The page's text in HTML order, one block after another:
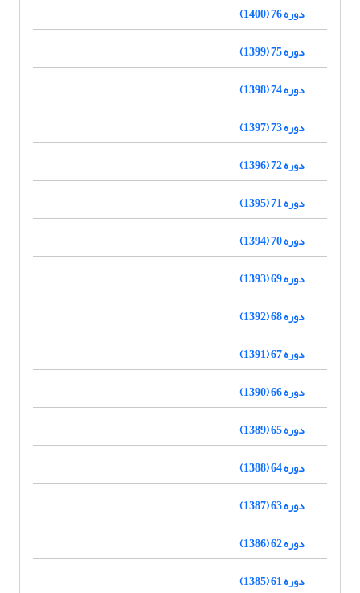
دوره 76 (1400)
دوره 75 (1399)
دوره 74 (1398)
دوره 73 (1397)
دوره 72 (1396)
دوره 71 (1395)
دوره 70 (1394)
دوره 69 (1393)
دوره 68 (1392)
دوره 67 (1391)
دوره 66 (1390)
دوره 65 (1389)
دوره 64 (1388)
دوره 63 (1387)
دوره 62 (1386)
دوره 61 (1385)